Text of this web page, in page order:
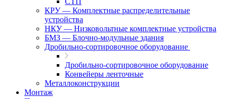
КРУ — Комплектные распределительные
устройства
НКУ — Низковольтные комплектные устройства
БМЗ — Блочно-модульные здания
Дробильно-сортировочное оборудование
Дробильно-сортировочное оборудование
Конвейеры ленточные
Металлоконструкции
Монтаж